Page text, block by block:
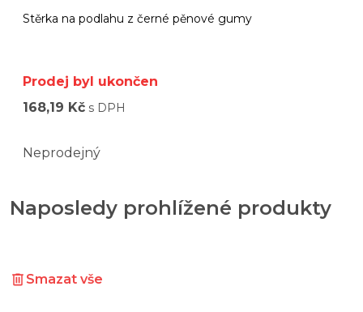
Stěrka na podlahu z černé pěnové gumy
Prodej byl ukončen
168,19 Kč s DPH
Neprodejný
Naposledy prohlížené produkty
Smazat vše